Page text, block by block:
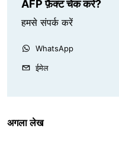
AFP फ़ैक्ट चेक करे?
हमसे संपर्क करें
WhatsApp
ईमेल
अगला लेख